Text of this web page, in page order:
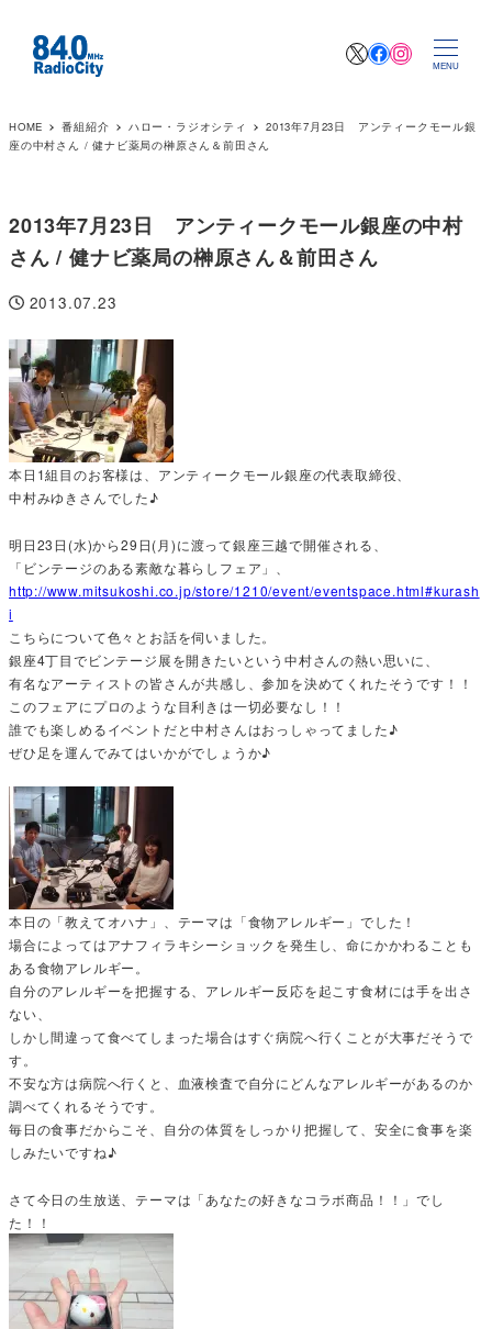
XFacebook
MENU
HOME 番組紹介 ハロー・ラジオシティ
2013年7月23日 アンティークモール銀
座の中村さん / 健ナビ薬局の榊原さん＆前田さん
2013年7月23日 アンティークモール銀座の中村
さん / 健ナビ薬局の榊原さん＆前田さん
投稿日
2013.07.23
本日1組目のお客様は、アンティークモール銀座の代表取締役、
中村みゆきさんでした♪
明日23日(水)から29日(月)に渡って銀座三越で開催される、
「ビンテージのある素敵な暮らしフェア」、
http://www.mitsukoshi.co.jp/store/1210/event/eventspace.html#kurash
i
こちらについて色々とお話を伺いました。
銀座4丁目でビンテージ展を開きたいという中村さんの熱い思いに、
有名なアーティストの皆さんが共感し、参加を決めてくれたそうです！！
このフェアにプロのような目利きは一切必要なし！！
誰でも楽しめるイベントだと中村さんはおっしゃってました♪
ぜひ足を運んでみてはいかがでしょうか♪
本日の「教えてオハナ」、テーマは「食物アレルギー」でした！
場合によってはアナフィラキシーショックを発生し、命にかかわることも
ある食物アレルギー。
自分のアレルギーを把握する、アレルギー反応を起こす食材には手を出さ
ない、
しかし間違って食べてしまった場合はすぐ病院へ行くことが大事だそうで
す。
不安な方は病院へ行くと、血液検査で自分にどんなアレルギーがあるのか
調べてくれるそうです。
毎日の食事だからこそ、自分の体質をしっかり把握して、安全に食事を楽
しみたいですね♪
さて今日の生放送、テーマは「あなたの好きなコラボ商品！！」でし
た！！